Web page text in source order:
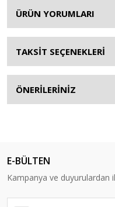
ÜRÜN YORUMLARI
TAKSİT SEÇENEKLERİ
ÖNERİLERİNİZ
E-BÜLTEN
Kampanya ve duyurulardan